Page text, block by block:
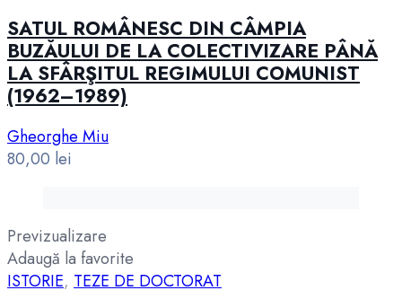
SATUL ROMÂNESC DIN CÂMPIA
BUZĂULUI DE LA COLECTIVIZARE PÂNĂ
LA SFÂRŞITUL REGIMULUI COMUNIST
(1962–1989)
Gheorghe Miu
80,00 lei
Previzualizare
Adaugă la favorite
ISTORIE, TEZE DE DOCTORAT